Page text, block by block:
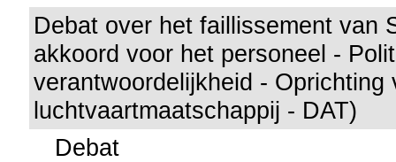
Debat over het faillissement van
akkoord voor het personeel -
verantwoordelijkheid - Oprichting
luchtvaartmaatschappij - DAT)
Debat